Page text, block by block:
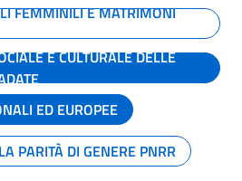
FEMMINILI E MATRIMONI
E CULTURALE DELLE
ED EUROPEE
PARITÀ DI GENERE PNRR